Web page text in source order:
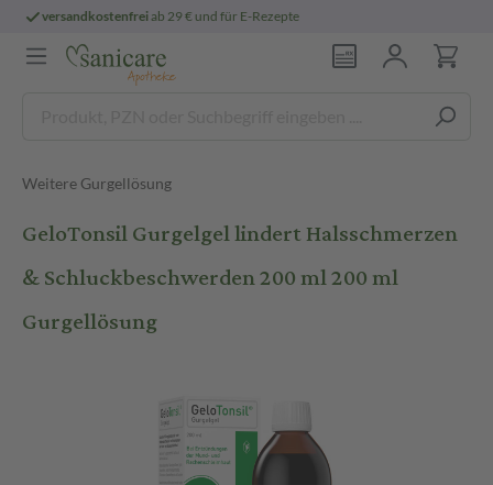
persönlichepharmazeutische Beratung
Weitere Gurgellösung
GeloTonsil Gurgelgel lindert Halsschmerzen
& Schluckbeschwerden 200 ml 200 ml
Gurgellösung